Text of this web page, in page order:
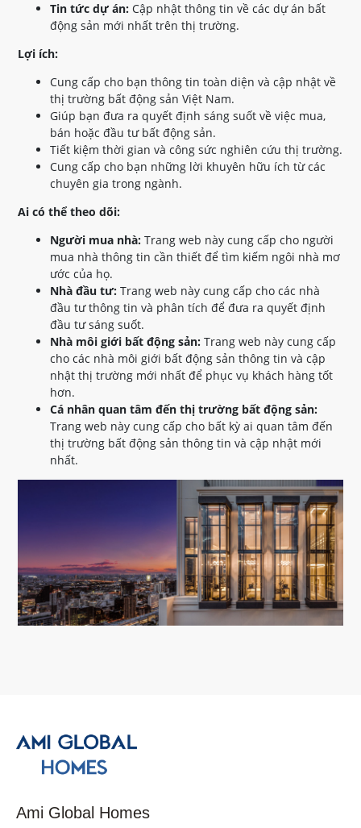
Tin tức dự án: Cập nhật thông tin về các dự án bất
động sản mới nhất trên thị trường.
Lợi ích:
Cung cấp cho bạn thông tin toàn diện và cập nhật về
thị trường bất động sản Việt Nam.
Giúp bạn đưa ra quyết định sáng suốt về việc mua,
bán hoặc đầu tư bất động sản.
Tiết kiệm thời gian và công sức nghiên cứu thị trường.
Cung cấp cho bạn những lời khuyên hữu ích từ các
chuyên gia trong ngành.
Ai có thể theo dõi:
Người mua nhà: Trang web này cung cấp cho người
mua nhà thông tin cần thiết để tìm kiếm ngôi nhà mơ
ước của họ.
Nhà đầu tư: Trang web này cung cấp cho các nhà
đầu tư thông tin và phân tích để đưa ra quyết định
đầu tư sáng suốt.
Nhà môi giới bất động sản: Trang web này cung cấp
cho các nhà môi giới bất động sản thông tin và cập
nhật thị trường mới nhất để phục vụ khách hàng tốt
hơn.
Cá nhân quan tâm đến thị trường bất động sản:
Trang web này cung cấp cho bất kỳ ai quan tâm đến
thị trường bất động sản thông tin và cập nhật mới
nhất.
Ami Global Homes